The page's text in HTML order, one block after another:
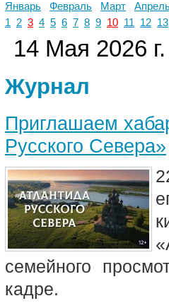
Январь Февраль Март
1
2 3 4 5 6 7 8 9 10 11 12 13
14 Мая 2026 г.
Журнал
Приглашаем
Русского Севера»
семейного
кадре.